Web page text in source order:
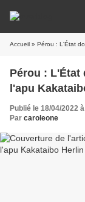
Accueil » Pérou : L'État
Pérou : L'État
l'apu
Publié le 18/04/2022
Par caroleone